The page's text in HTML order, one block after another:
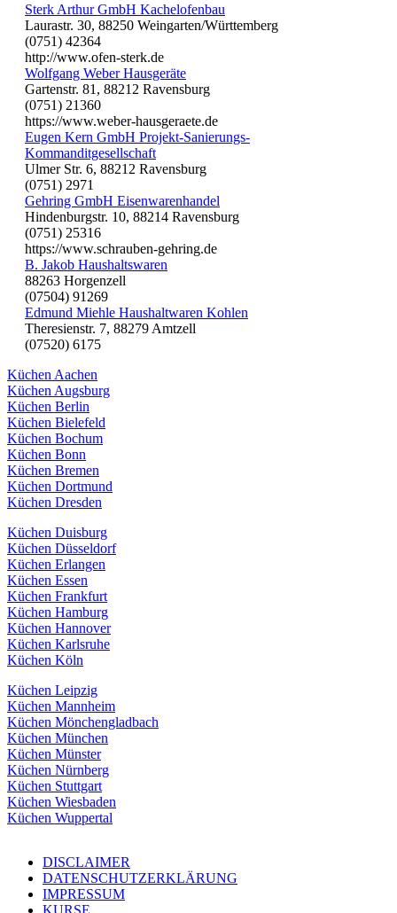
Sterk Arthur GmbH Kachelofenbau
Laurastr. 30, 88250 Weingarten/Württemberg
(0751) 42364
http://www.ofen-sterk.de
Wolfgang Weber Hausgeräte
Gartenstr. 81, 88212 Ravensburg
(0751) 21360
https://www.weber-hausgeraete.de
Eugen Kern GmbH Projekt-Sanierungs-
Kommanditgesellschaft
Ulmer Str. 6, 88212 Ravensburg
(0751) 2971
Gehring GmbH Eisenwarenhandel
Hindenburgstr. 10, 88214 Ravensburg
(0751) 25316
https://www.schrauben-gehring.de
B. Jakob Haushaltswaren
88263 Horgenzell
(07504) 91269
Edmund Miehle Haushaltwaren Kohlen
Theresienstr. 7, 88279 Amtzell
(07520) 6175
Küchen Aachen
Küchen Augsburg
Küchen Berlin
Küchen Bielefeld
Küchen Bochum
Küchen Bonn
Küchen Bremen
Küchen Dortmund
Küchen Dresden
Küchen Duisburg
Küchen Düsseldorf
Küchen Erlangen
Küchen Essen
Küchen Frankfurt
Küchen Hamburg
Küchen Hannover
Küchen Karlsruhe
Küchen Köln
Küchen Leipzig
Küchen Mannheim
Küchen Mönchengladbach
Küchen München
Küchen Münster
Küchen Nürnberg
Küchen Stuttgart
Küchen Wiesbaden
Küchen Wuppertal
DISCLAIMER
DATENSCHUTZERKLÄRUNG
IMPRESSUM
KURSE